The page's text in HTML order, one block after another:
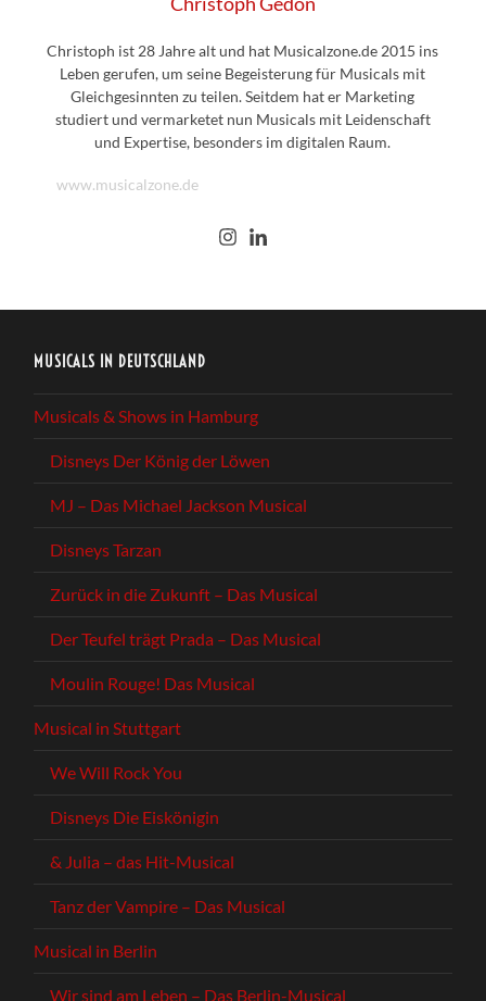
Christoph ist 28 Jahre alt und hat Musicalzone.de 2015 ins
Leben gerufen, um seine Begeisterung für Musicals mit
Gleichgesinnten zu teilen. Seitdem hat er Marketing
studiert und vermarketet nun Musicals mit Leidenschaft
und Expertise, besonders im digitalen Raum.
www.musicalzone.de
MUSICALS IN DEUTSCHLAND
Musicals & Shows in Hamburg
Disneys Der König der Löwen
MJ – Das Michael Jackson Musical
Disneys Tarzan
Zurück in die Zukunft – Das Musical
Der Teufel trägt Prada – Das Musical
Moulin Rouge! Das Musical
Musical in Stuttgart
We Will Rock You
Disneys Die Eiskönigin
& Julia – das Hit-Musical
Tanz der Vampire – Das Musical
Musical in Berlin
Wir sind am Leben – Das Berlin-Musical